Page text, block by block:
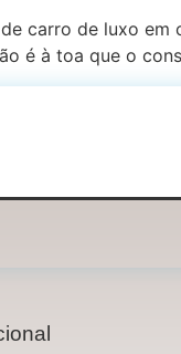
carro de luxo
é à toa que o